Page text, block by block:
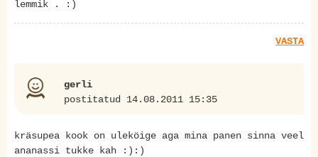
lemmik . :)
VASTA
gerli
postitatud 14.08.2011 15:35
kräsupea kook on uleköige aga mina panen sinna veel
ananassi tukke kah :):)